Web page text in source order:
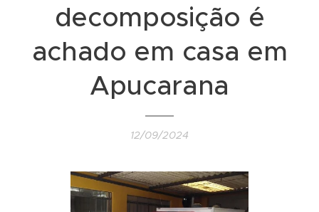
decomposição é
achado em casa em
Apucarana
12/09/2024